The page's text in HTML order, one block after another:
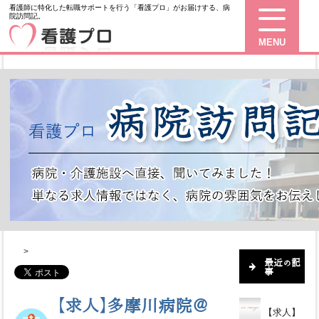
看護師に特化した転職サポートを行う「看護プロ」がお届けする、病
院訪問記。
MENU
>
【求人】多摩川病院＠
最近の記
事
【求人】